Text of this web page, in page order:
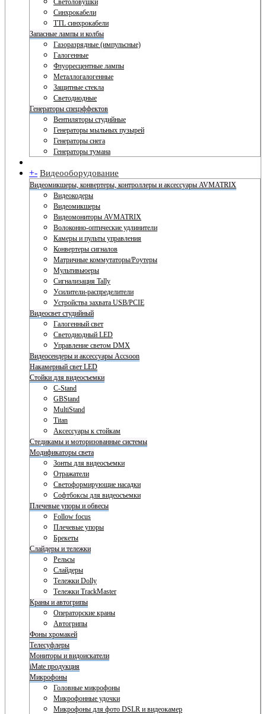
Светоловушки
Синхрокабели
TTL синхрокабели
Запасные лампы и колбы
Газоразрядные (импульсные)
Галогенные
Флуоресцентные лампы
Металлогалогенные
Защитные стекла
Светодиодные
Генераторы спецэффектов
Вентиляторы студийные
Генераторы мыльных пузырей
Генераторы снега
Генераторы тумана
+- Видеооборудование
Видеомикшеры, конвертеры, контроллеры и аксессуары AVMATRIX
Видеокодеры
Видеомикшеры
Видеомониторы AVMATRIX
Волоконно-оптические удлинители
Камеры и пульты управления
Конвертеры сигналов
Матричные коммутаторы/Роутеры
Мультивьюеры
Сигнализация Tally
Усилители-распределители
Устройства захвата USB/PCIE
Видеосвет студийный
Галогенный свет
Светодиодный LED
Управление светом DMX
Видеосендеры и аксессуары Accsoon
Накамерный свет LED
Стойки для видеосъемки
C-Stand
GBStand
MultiStand
Titan
Аксессуары к стойкам
Стедикамы и моторизованные системы
Модификаторы света
Зонты для видеосъемки
Отражатели
Светоформирующие насадки
Софтбоксы для видеосъемки
Плечевые упоры и обвесы
Follow focus
Плечевые упоры
Брекеты
Слайдеры и тележки
Рельсы
Слайдеры
Тележки Dolly
Тележки TrackMaster
Краны и автогрипы
Операторские краны
Автогрипы
Фоны хромакей
Телесуфлеры
Мониторы и видоискатели
iMate продукция
Микрофоны
Головные микрофоны
Микрофонные удочки
Микрофоны для фото DSLR и видеокамер